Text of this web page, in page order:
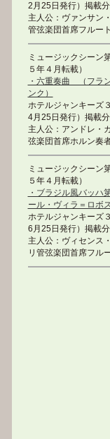
2月25日発行）掲載分
主人公：ヴァンサン
管弦楽団首席フルー
ミュージックシーン
５年４月転載）
・六重奏曲 （フラ
ンク）
ホテルジャンキーズ
4月25日発行）掲載分
主人公：アンドレ・
弦楽団首席ホルン奏者
ミュージックシーン
５年４月転載）
・ブラジル風バッハ
ール・ヴィラ＝ロボス
ホテルジャンキーズ
6月25日発行）掲載分
主人公：ヴィセンス
リ管弦楽団首席フル